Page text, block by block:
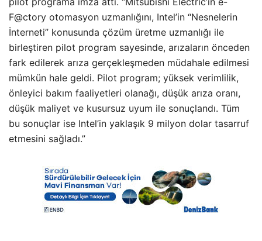
F@ctory otomasyon uzmanlığını, Intel’in “Nesnelerin
İnterneti” konusunda çözüm üretme uzmanlığı ile
birleştiren pilot program sayesinde, arızaların önceden
fark edilerek arıza gerçekleşmeden müdahale edilmesi
mümkün hale geldi. Pilot program; yüksek verimlilik,
önleyici bakım faaliyetleri olanağı, düşük arıza oranı,
düşük maliyet ve kusursuz uyum ile sonuçlandı. Tüm
bu sonuçlar ise Intel’in yaklaşık 9 milyon dolar tasarruf
etmesini sağladı.”